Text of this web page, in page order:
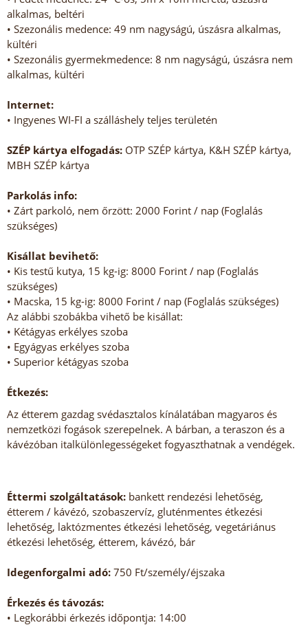
alkalmas, beltéri
• Szezonális medence: 49 nm nagyságú, úszásra alkalmas,
kültéri
• Szezonális gyermekmedence: 8 nm nagyságú, úszásra nem
alkalmas, kültéri
Internet:
• Ingyenes WI-FI a szálláshely teljes területén
SZÉP kártya elfogadás: OTP SZÉP kártya, K&H SZÉP kártya,
MBH SZÉP kártya
Parkolás info:
• Zárt parkoló, nem őrzött: 2000 Forint / nap (Foglalás
szükséges)
Kisállat bevihető:
• Kis testű kutya, 15 kg-ig: 8000 Forint / nap (Foglalás
szükséges)
• Macska, 15 kg-ig: 8000 Forint / nap (Foglalás szükséges)
Az alábbi szobákba vihető be kisállat:
• Kétágyas erkélyes szoba
• Egyágyas erkélyes szoba
• Superior kétágyas szoba
Étkezés:
Az étterem gazdag svédasztalos kínálatában magyaros és
nemzetközi fogások szerepelnek. A bárban, a teraszon és a
kávézóban italkülönlegességeket fogyaszthatnak a vendégek.
Éttermi szolgáltatások: bankett rendezési lehetőség,
étterem / kávézó, szobaszervíz, gluténmentes étkezési
lehetőség, laktózmentes étkezési lehetőség, vegetáriánus
étkezési lehetőség, étterem, kávézó, bár
Idegenforgalmi adó: 750 Ft/személy/éjszaka
Érkezés és távozás:
• Legkorábbi érkezés időpontja: 14:00